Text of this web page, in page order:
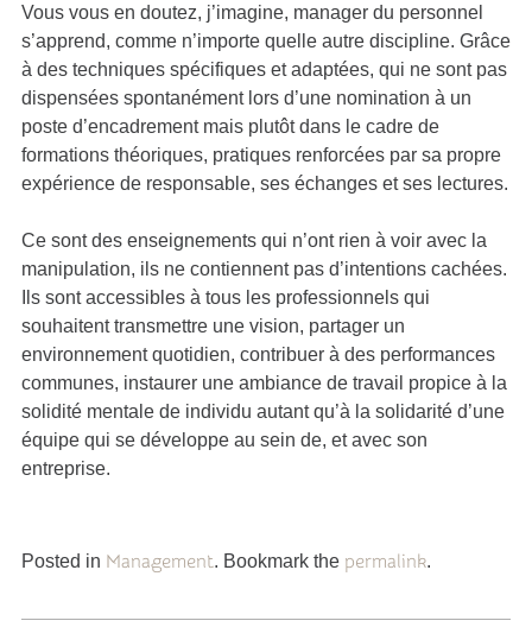
Vous vous en doutez, j’imagine, manager du personnel
s’apprend, comme n’importe quelle autre discipline. Grâce
à des techniques spécifiques et adaptées, qui ne sont pas
dispensées spontanément lors d’une nomination à un
poste d’encadrement mais plutôt dans le cadre de
formations théoriques, pratiques renforcées par sa propre
expérience de responsable, ses échanges et ses lectures.
Ce sont des enseignements qui n’ont rien à voir avec la
manipulation, ils ne contiennent pas d’intentions cachées.
Ils sont accessibles à tous les professionnels qui
souhaitent transmettre une vision, partager un
environnement quotidien, contribuer à des performances
communes, instaurer une ambiance de travail propice à la
solidité mentale de individu autant qu’à la solidarité d’une
équipe qui se développe au sein de, et avec son
entreprise.
Posted in Management. Bookmark the permalink.